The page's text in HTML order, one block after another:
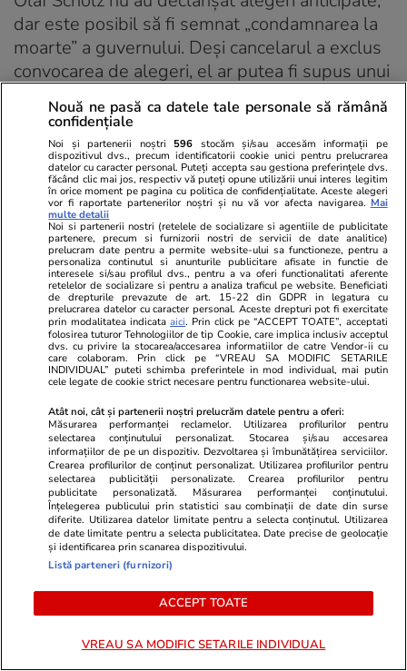
dar este posibil să fi semnat „condamnarea la
moarte” a guvernului. Deși cancelarul a exclus
convocarea de alegeri, el ar putea fi supus unui
vot de încredere care ar putea duce la
înlocuirea sa, eventual fără alegeri. Dacă Scholz
pleacă, cel mai probabil următorul lider al țării
ar fi Friedrich Merz, un membru conservator al
Uniunii Creștin-Democrate, al cărui partid a
obținut cele mai multe voturi la alegerile din 9
iunie.
Oricare ar fi răsturnările de situație din
următoarele săptămâni și luni, tinerii alegători
de extremă dreapta vor modela politica
europeană pentru anii și chiar deceniile
următoare. Loialitățile politice forjate la tinerețe
Abonați-vă laȘTIRILE
ZILEIpentru a fi la
curent cu cele mai noi
informații.
ABONEAZĂ-TE
URMĂREȘTE CEL MAI NOU VIDEO
Nouă ne pasă ca datele tale personale să rămână
confidențiale
Noi și partenerii noștri 596 stocăm și/sau accesăm informații pe
dispozitivul dvs., precum identificatorii cookie unici pentru prelucrarea
datelor cu caracter personal. Puteți accepta sau gestiona preferințele dvs.
făcând clic mai jos, respectiv vă puteți opune utilizării unui interes legitim
în orice moment pe pagina cu politica de confidențialitate. Aceste alegeri
vor fi raportate partenerilor noștri și nu vă vor afecta navigarea. Mai
multe detalii
Noi si partenerii nostri (retelele de socializare si agentiile de publicitate
partenere, precum si furnizorii nostri de servicii de date analitice)
prelucram date pentru a permite website-ului sa functioneze, pentru a
personaliza continutul si anunturile publicitare afisate in functie de
interesele si/sau profilul dvs., pentru a va oferi functionalitati aferente
retelelor de socializare si pentru a analiza traficul pe website. Beneficiati
de drepturile prevazute de art. 15-22 din GDPR in legatura cu
prelucrarea datelor cu caracter personal. Aceste drepturi pot fi exercitate
prin modalitatea indicataaici. Prin click pe “ACCEPT TOATE”, acceptati
folosirea tuturor Tehnologiilor de tip Cookie, care implica inclusiv acceptul
dvs. cu privire la stocarea/accesarea informatiilor de catre Vendor-ii cu
care colaboram. Prin click pe “VREAU SA MODIFIC SETARILE
INDIVIDUAL” puteti schimba preferintele in mod individual, mai putin
cele legate de cookie strict necesare pentru functionarea website-ului.
Atât noi, cât și partenerii noștri prelucrăm datele pentru a oferi:
Măsurarea performanței reclamelor. Utilizarea profilurilor pentru
selectarea conținutului personalizat. Stocarea și/sau accesarea
informațiilor de pe un dispozitiv. Dezvoltarea și îmbunătățirea serviciilor.
Crearea profilurilor de conținut personalizat. Utilizarea profilurilor pentru
selectarea publicității personalizate. Crearea profilurilor pentru
publicitate personalizată. Măsurarea performanței conținutului.
Înțelegerea publicului prin statistici sau combinații de date din surse
diferite. Utilizarea datelor limitate pentru a selecta conținutul. Utilizarea
de date limitate pentru a selecta publicitatea. Date precise de geolocație
și identificarea prin scanarea dispozitivului.
Listă parteneri (furnizori)
ACCEPT TOATE
VREAU SA MODIFIC SETARILE INDIVIDUAL